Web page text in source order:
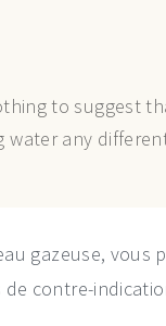
to suggest
water any
gazeuse,
de contre-